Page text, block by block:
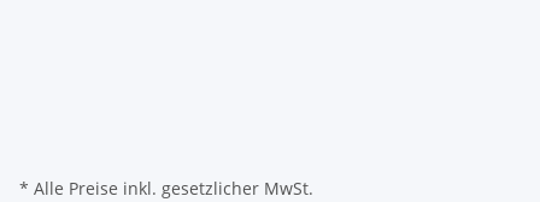
* Alle Preise inkl. gesetzlicher MwSt.